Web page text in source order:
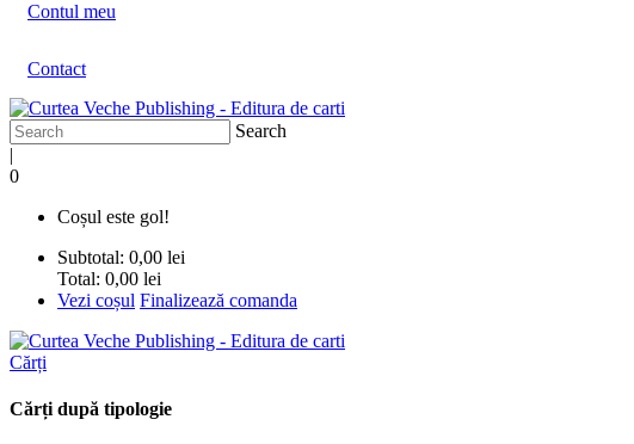
Contul meu
Contact
Search
|
0
Coșul este gol!
Subtotal: 0,00 lei
Total: 0,00 lei
Vezi coșul Finalizează comanda
Cărți
Cărți după tipologie